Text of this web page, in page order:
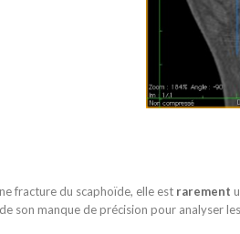
fracture du scaphoïde, elle est rarement
son manque de précision pour analyser les